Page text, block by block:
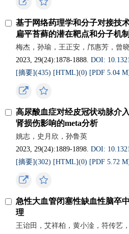
基于网络药理学和分子对接技
扁平苔藓的潜在靶点和分子机制
梅杰，孙瑜，王正安，邝惠芳，曾
2023, 29(24):1878-1888.DOI:
[摘要](435) [HTML](0) [PDF 5.04
高尿酸血症对经皮冠状动脉介
肾损伤影响的meta分析
姚志，史月欣，孙鲁英
2023, 29(24):1889-1898.DOI:
[摘要](302) [HTML](0) [PDF 5.72
急性大血管闭塞性缺血性脑卒
理
王诒田，艾祥柏，黄小淦，符传艺